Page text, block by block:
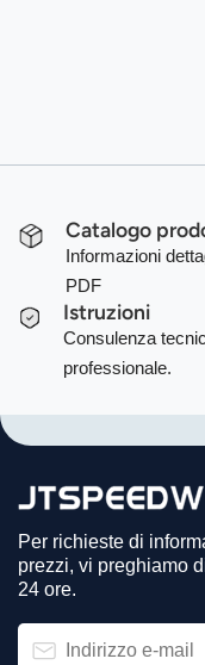
Catalogo
Informazioni
PDF
Istruzioni
Consulenza
professionale.
Per richieste di
prezzi, vi preghiamo
24 ore.